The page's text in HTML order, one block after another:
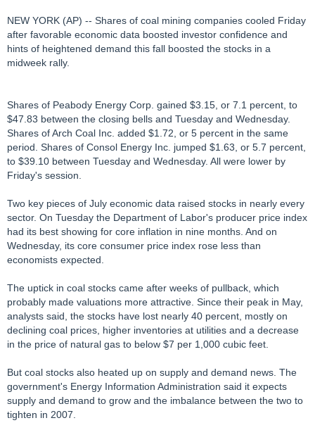
NEW YORK (AP) -- Shares of coal mining companies cooled Friday
after favorable economic data boosted investor confidence and
hints of heightened demand this fall boosted the stocks in a
midweek rally.
Shares of Peabody Energy Corp. gained $3.15, or 7.1 percent, to
$47.83 between the closing bells and Tuesday and Wednesday.
Shares of Arch Coal Inc. added $1.72, or 5 percent in the same
period. Shares of Consol Energy Inc. jumped $1.63, or 5.7 percent,
to $39.10 between Tuesday and Wednesday. All were lower by
Friday's session.
Two key pieces of July economic data raised stocks in nearly every
sector. On Tuesday the Department of Labor's producer price index
had its best showing for core inflation in nine months. And on
Wednesday, its core consumer price index rose less than
economists expected.
The uptick in coal stocks came after weeks of pullback, which
probably made valuations more attractive. Since their peak in May,
analysts said, the stocks have lost nearly 40 percent, mostly on
declining coal prices, higher inventories at utilities and a decrease
in the price of natural gas to below $7 per 1,000 cubic feet.
But coal stocks also heated up on supply and demand news. The
government's Energy Information Administration said it expects
supply and demand to grow and the imbalance between the two to
tighten in 2007.